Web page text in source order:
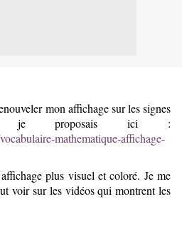
mon affichage sur les signes
je proposais ici :
mathematique-affichage-
plus visuel et coloré. Je me
voir sur les vidéos qui montrent les